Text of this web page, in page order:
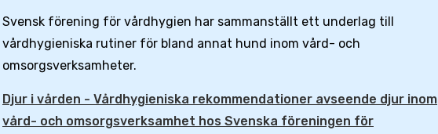
Svensk förening för vårdhygien har sammanställt ett underlag till
vårdhygieniska rutiner för bland annat hund inom vård- och
omsorgsverksamheter.
Djur i vården - Vårdhygieniska rekommendationer avseende djur inom
vård- och omsorgsverksamhet hos Svenska föreningen för